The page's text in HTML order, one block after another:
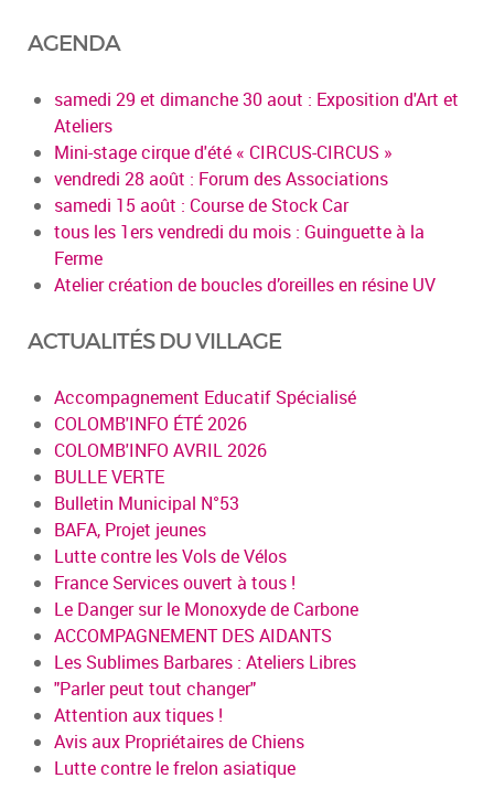
AGENDA
samedi 29 et dimanche 30 aout : Exposition d'Art et
Ateliers
Mini-stage cirque d'été « CIRCUS-CIRCUS »
vendredi 28 août : Forum des Associations
samedi 15 août : Course de Stock Car
tous les 1ers vendredi du mois : Guinguette à la
Ferme
Atelier création de boucles d’oreilles en résine UV
ACTUALITÉS DU VILLAGE
Accompagnement Educatif Spécialisé
COLOMB'INFO ÉTÉ 2026
COLOMB'INFO AVRIL 2026
BULLE VERTE
Bulletin Municipal N°53
BAFA, Projet jeunes
Lutte contre les Vols de Vélos
France Services ouvert à tous !
Le Danger sur le Monoxyde de Carbone
ACCOMPAGNEMENT DES AIDANTS
Les Sublimes Barbares : Ateliers Libres
"Parler peut tout changer"
Attention aux tiques !
Avis aux Propriétaires de Chiens
Lutte contre le frelon asiatique